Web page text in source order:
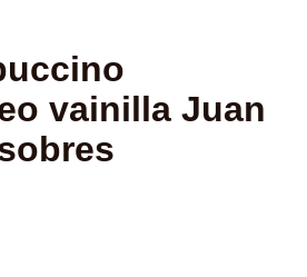
vainilla Juan